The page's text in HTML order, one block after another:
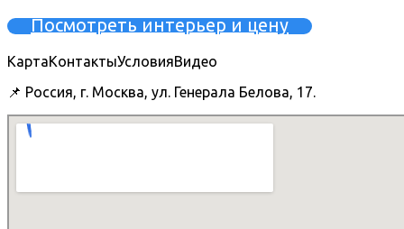
Посмотреть интерьер и цену
КартаКонтактыУсловияВидео
📌 Россия, г. Москва, ул. Генерала Белова, 17.